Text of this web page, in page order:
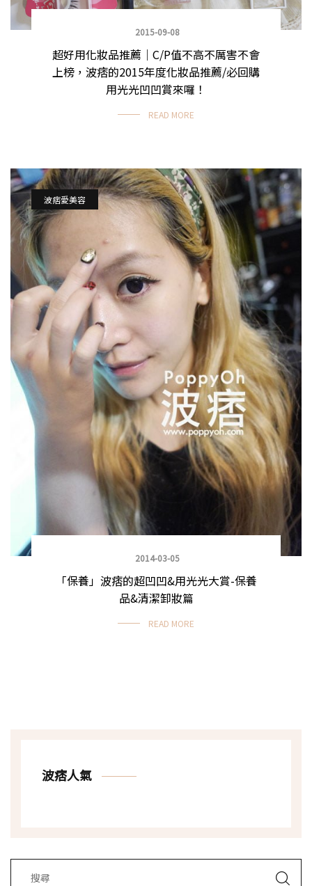
2015-09-08
超好用化妝品推薦｜C/P值不高不厲害不會
上榜，波痞的2015年度化妝品推薦/必回購
用光光凹凹賞來囉！
READ MORE
波痞愛美容
2014-03-05
「保養」波痞的超凹凹&用光光大賞-保養
品&清潔卸妝篇
READ MORE
波痞人氣